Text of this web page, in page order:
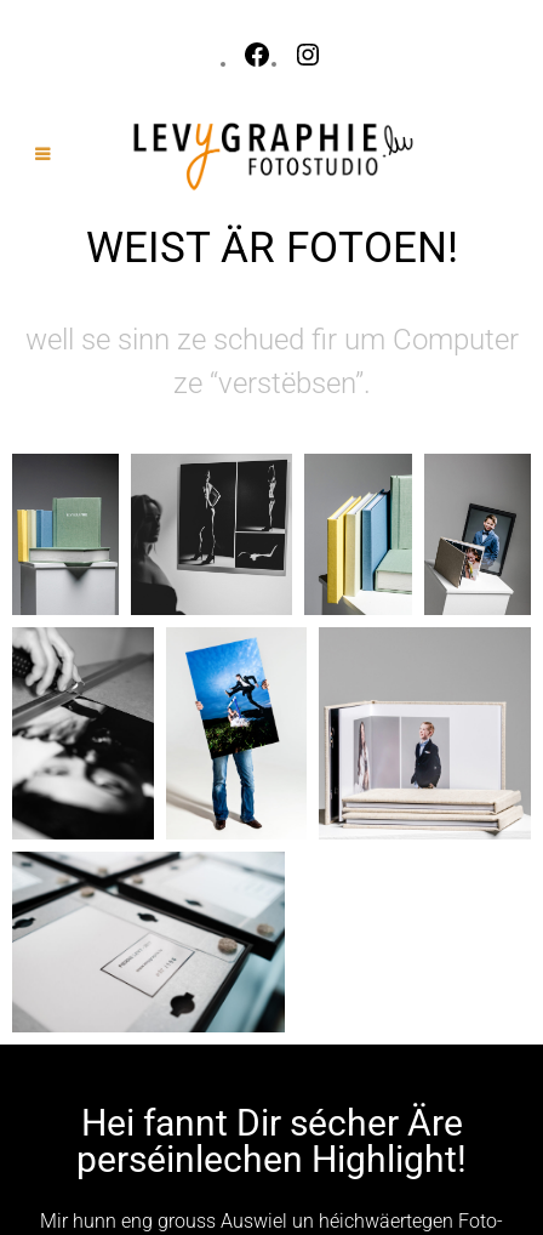
WEIST ÄR FOTOEN!
well se sinn ze schued fir um Computer
ze “verstëbsen”.
Hei fannt Dir sécher Äre
perséinlechen Highlight!
Mir hunn eng grouss Auswiel un héichwäertegen Foto-